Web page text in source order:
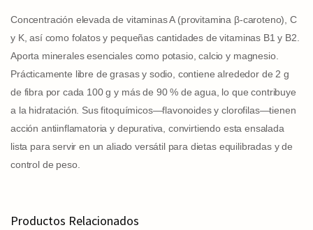
Concentración elevada de vitaminas A (provitamina β-caroteno), C
y K, así como folatos y pequeñas cantidades de vitaminas B1 y B2.
Aporta minerales esenciales como potasio, calcio y magnesio.
Prácticamente libre de grasas y sodio, contiene alrededor de 2 g
de fibra por cada 100 g y más de 90 % de agua, lo que contribuye
a la hidratación. Sus fitoquímicos—flavonoides y clorofilas—tienen
acción antiinflamatoria y depurativa, convirtiendo esta ensalada
lista para servir en un aliado versátil para dietas equilibradas y de
control de peso.
Productos Relacionados